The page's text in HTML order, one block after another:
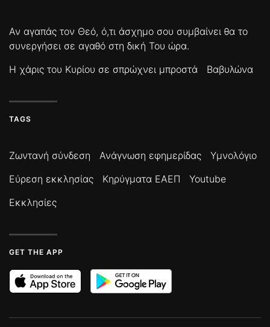
Αν αγαπάς τον Θεό, ό,τι άσχημο σου συμβαίνει θα το
συνεργήσει σε αγαθό στη δική Του ώρα.
Η χάρις του Κυρίου σε σπρώχνει μπροστά
Βαβυλώνα
TAGS
Ζωντανή σύνδεση Ανάγνωση εφημερίδας
Υμνολόγιο
Εύρεση εκκλησίας
Κηρύγματα ΕΑΕΠ
Youtube
Εκκλησίες
GET THE APP